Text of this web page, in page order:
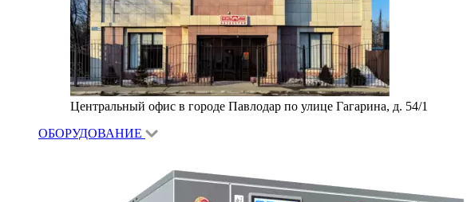
Центральный офис в городе Павлодар по улице Гагарина, д. 54/1
ОБОРУДОВАНИЕ